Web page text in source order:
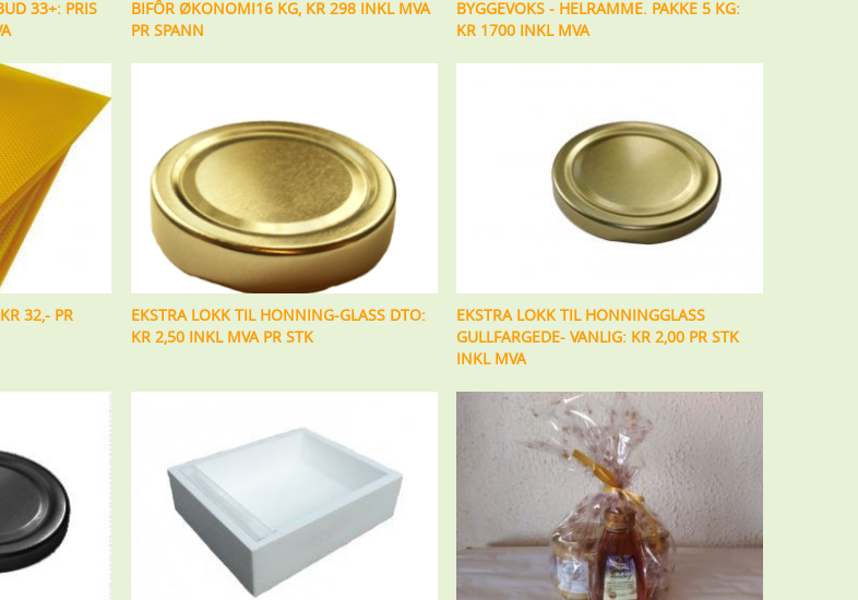
33+: PRIS
BIFÔR ØKONOMI16 KG, KR 298 INKL MVA
PR SPANN
BYGGEVOKS - HELRAMME. PAKKE 5 KG:
KR 1700 INKL MVA
32,- PR
EKSTRA LOKK TIL HONNING-GLASS DTO:
KR 2,50 INKL MVA PR STK
EKSTRA LOKK TIL HONNINGGLASS
GULLFARGEDE- VANLIG: KR 2,00 PR STK
INKL MVA